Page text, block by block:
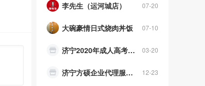
07-20
李先生（运河城店）
07-10
大碗豪情日式烧肉丼饭
03-20
济宁2020年成人高考报名时间
12-23
济宁方硕企业代理服务有限公司